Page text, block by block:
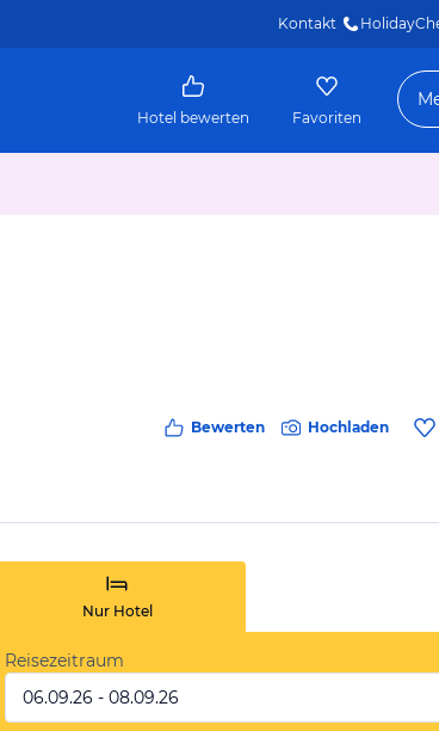
Kontakt
Hotel bewerten Favoriten
Bewerten Hochladen
Nur Hotel
Reisezeitraum
06.09.26 - 08.09.26